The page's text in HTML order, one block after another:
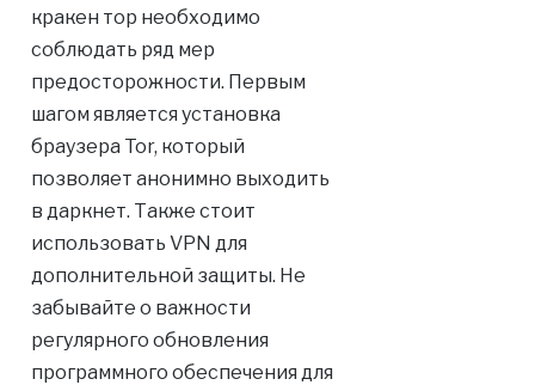
кракен тор необходимо
соблюдать ряд мер
предосторожности. Первым
шагом является установка
браузера Tor, который
позволяет анонимно выходить
в даркнет. Также стоит
использовать VPN для
дополнительной защиты. Не
забывайте о важности
регулярного обновления
программного обеспечения для